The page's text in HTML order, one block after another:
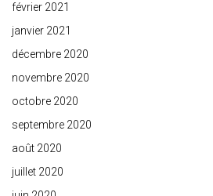
février 2021
janvier 2021
décembre 2020
novembre 2020
octobre 2020
septembre 2020
août 2020
juillet 2020